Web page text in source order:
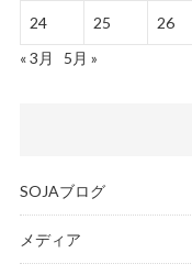
24 25 26
« 3月
5月 »
SOJAブログ
メディア